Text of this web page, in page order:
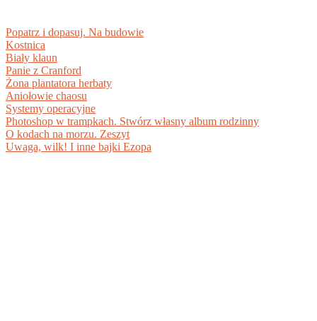
Popatrz i dopasuj. Na budowie
Kostnica
Biały klaun
Panie z Cranford
Żona plantatora herbaty
Aniołowie chaosu
Systemy operacyjne
Photoshop w trampkach. Stwórz własny album rodzinny
O kodach na morzu. Zeszyt
Uwaga, wilk! I inne bajki Ezopa